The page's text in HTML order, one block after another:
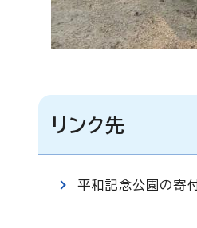
リンク先
平和記念公園の寄